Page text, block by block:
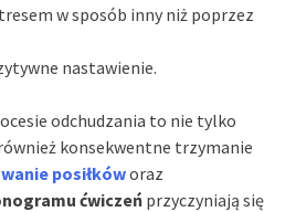
w sposób inny niż poprzez
nastawienie.
odchudzania to nie tylko
konsekwentne trzymanie
posiłkóworaz
ćwiczeń przyczyniają się